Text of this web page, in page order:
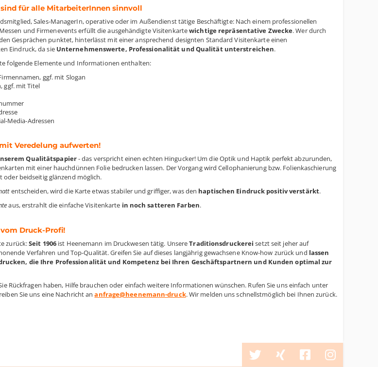
für alle MitarbeiterInnen sinnvoll
Sales-ManagerIn, operative oder im Außendienst tätige Beschäftigte: Nach einem professionellen
und Firmenevents erfüllt die ausgehändigte Visitenkartewichtige repräsentative Zwecke. Wer durch
Gesprächen punktet, hinterlässt mit einer ansprechend designten Standard Visitenkarte einen
Eindruck, da sie Unternehmenswerte, Professionalität und Qualität unterstreichen.
folgende Elemente und Informationen enthalten:
ggf. mit Slogan
ggf. mit Titel
Media-Adressen
Veredelung aufwerten!
Qualitätspapier- das verspricht einen echten Hingucker! Um die Optik und Haptik perfekt abzurunden,
mit einer hauchdünnen Folie bedrucken lassen. Der Vorgang wird Cellophanierung bzw. Folienkaschierung
beidseitig glänzend möglich.
entscheiden, wird die Karte etwas stabiler und griffiger, was den haptischen Eindruck positiv verstärkt.
aus, erstrahlt die einfache Visitenkarte in noch satteren Farben.
Druck-Profi!
zurück:Seit 1906 ist Heenemann im Druckwesen tätig. UnsereTraditionsdruckerei setzt seit jeher auf
Verfahren und Top-Qualität. Greifen Sie auf dieses langjährig gewachsene Know-how zurück und lassen
die Ihre Professionalität und Kompetenz bei Ihren Geschäftspartnern und Kunden optimal zur
Rückfragen haben, Hilfe brauchen oder einfach weitere Informationen wünschen. Rufen Sie uns einfach unter
Sie uns eine Nachricht ananfrage@heenemann-druck. Wir melden uns schnellstmöglich bei Ihnen zurück.